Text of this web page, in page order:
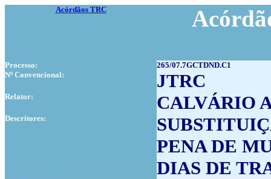
Acórdãos TRC
Processo:
265/07.7GCTDND.C1
Nº Convencional:
JTRC
Relator: CALVÁRIO
Descritores:
PENA DE
DIAS DE